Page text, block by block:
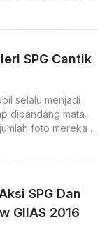
mendapatkan
dari GIIAS 2015
SPG Cantik
selalu menjadi
dipandang mata.
foto mereka di
SPG Dan
GIIAS 2016